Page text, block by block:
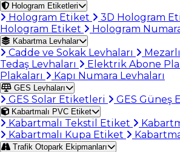
Hologram Etiketleri
Hologram Etiket 3D Hologram
Hologram Etiket
Hologram
Kabartma Levhalar
Cadde ve Sokak Levhaları
Tedaş Levhaları
Elektrik Abone
Plakaları
Kapı Numara Levhaları
GES Levhaları
GES Solar Etiketleri GES Güneş
Kabartmalı PVC Etiket
Kabartmalı Tekstil Etiket
Kabartmalı Kupa Etiket
Trafik Otopark Ekipmanları